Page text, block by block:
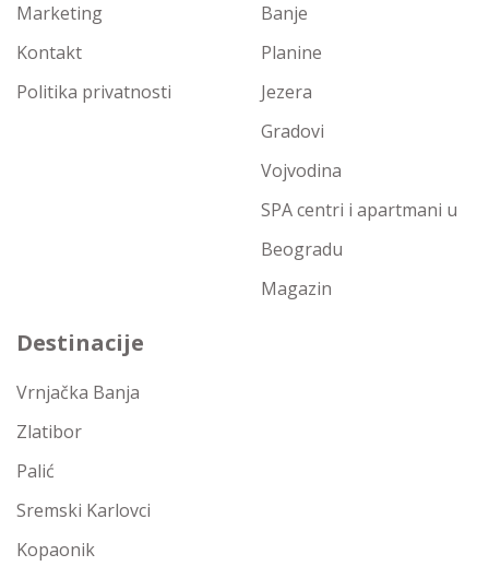
Marketing
Kontakt
Politika privatnosti
Banje
Planine
Jezera
Gradovi
Vojvodina
SPA centri i apartmani u
Beogradu
Magazin
Destinacije
Vrnjačka Banja
Zlatibor
Palić
Sremski Karlovci
Kopaonik